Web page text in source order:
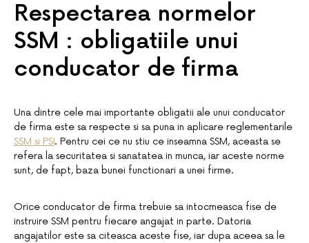
Respectarea normelor
SSM : obligatiile unui
conducator de firma
Una dintre cele mai importante obligatii ale unui conducator
de firma este sa respecte si sa puna in aplicare reglementarile
SSM si PSI. Pentru cei ce nu stiu ce inseamna SSM, aceasta se
refera la securitatea si sanatatea in munca, iar aceste norme
sunt, de fapt, baza bunei functionari a unei firme.
Orice conducator de firma trebuie sa intocmeasca fise de
instruire SSM pentru fiecare angajat in parte. Datoria
angajatilor este sa citeasca aceste fise, iar dupa aceea sa le